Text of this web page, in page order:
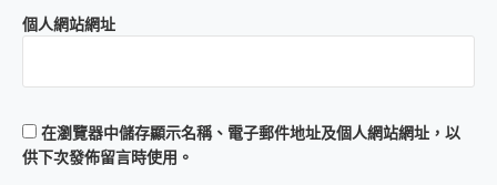
個人網站網址
在瀏覽器中儲存顯示名稱、電子郵件地址及個人網站網址，以
供下次發佈留言時使用。